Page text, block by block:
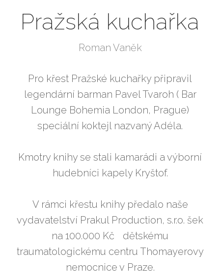
Pražská kuchařka
Roman Vaněk
Pro křest Pražské kuchařky připravil
legendární barman Pavel Tvaroh ( Bar
Lounge Bohemia London, Prague)
speciální koktejl nazvaný Adéla.
Kmotry knihy se stali kamarádi a výborní
hudebníci kapely Kryštof.
V rámci křestu knihy předalo naše
vydavatelství Prakul Production, s.r.o. šek
na 100.000 Kč dětskému
traumatologickému centru Thomayerovy
nemocnice v Praze.